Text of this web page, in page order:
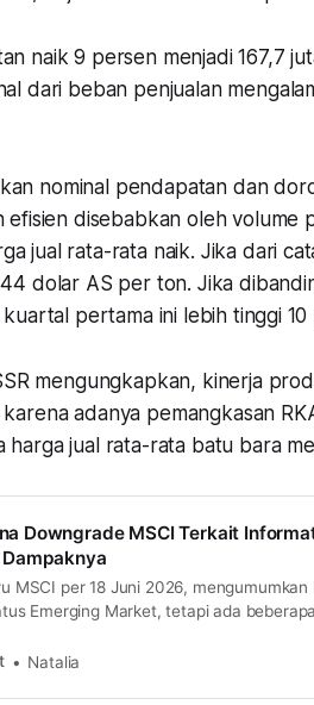
naik 9 persen menjadi 167,7
dari beban penjualan
nominal pendapatan dan
efisien disebabkan oleh
jual rata-rata naik. Jika dari
dolar AS per ton. Jika
pertama ini lebih tinggi 10
mengungkapkan, kinerja
adanya pemangkasan
harga jual rata-rata batu bara
Downgrade MSCI Terkait
MSCI per 18 Juni 2026, mengumumkan
Emerging Market, tetapi ada
apakah drama MSCI dari awal
Natalia